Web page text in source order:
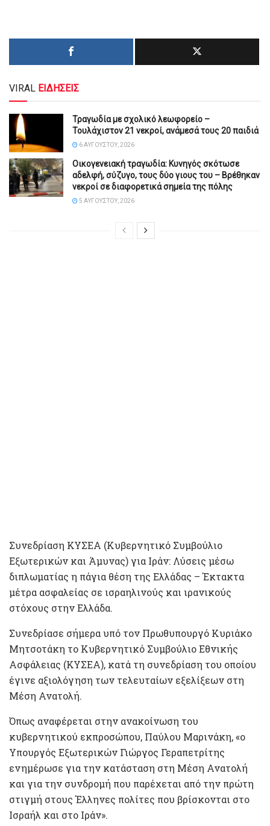
VIRAL ΕΙΔΗΣΕΙΣ
Τραγωδία με σχολικό λεωφορείο –
Τουλάχιστον 21 νεκροί, ανάμεσά τους 20 παιδιά
6 ΑΥΓΟΎΣΤΟΥ, 2026
Οικογενειακή τραγωδία: Κυνηγός σκότωσε
αδελφή, σύζυγο, τους δύο γιους του – Βρέθηκαν
νεκροί σε διαφορετικά σημεία της πόλης
5 ΑΥΓΟΎΣΤΟΥ, 2026
Συνεδρίαση ΚΥΣΕΑ (Κυβερνητικό Συμβούλιο
Εξωτερικών και Άμυνας) για Ιράν: Λύσεις μέσω
διπλωματίας η πάγια θέση της Ελλάδας – Έκτακτα
μέτρα ασφαλείας σε ισραηλινούς και ιρανικούς
στόχους στην Ελλάδα.
Συνεδρίασε σήμερα υπό τον Πρωθυπουργό Κυριάκο
Μητσοτάκη το Κυβερνητικό Συμβούλιο Εθνικής
Ασφάλειας (ΚΥΣΕΑ), κατά τη συνεδρίαση του οποίου
έγινε αξιολόγηση των τελευταίων εξελίξεων στη
Μέση Ανατολή.
Όπως αναφέρεται στην ανακοίνωση του
κυβερνητικού εκπροσώπου, Παύλου Μαρινάκη, «ο
Υπουργός Εξωτερικών Γιώργος Γεραπετρίτης
ενημέρωσε για την κατάσταση στη Μέση Ανατολή
και για την συνδρομή που παρέχεται από την πρώτη
στιγμή στους Έλληνες πολίτες που βρίσκονται στο
Ισραήλ και στο Ιράν».